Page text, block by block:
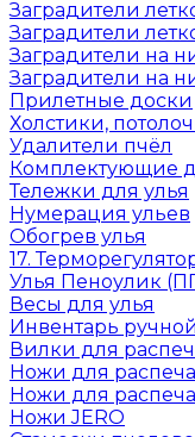
Заградители
Заградители
Заградители на
Заградители на
Прилетные доски
Холстики,
Удалители пчёл
Комплектующие
Тележки для улья
Нумерация ульев
Обогрев улья
17.
Улья Пеноулик
Весы для улья
Инвентарь ручной
Вилки для
Ножи для
Ножи для
Ножи JERO